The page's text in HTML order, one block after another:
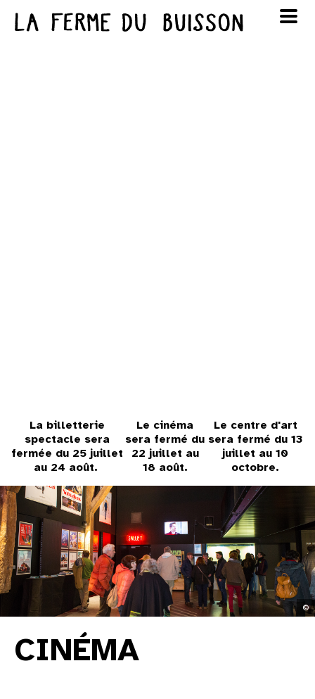
La billetterie
spectacle sera
fermée du 25 juillet
au 24 août.
Le cinéma
sera fermé du
22 juillet au
18 août.
Le centre d'art
sera fermé du 13
juillet au 10
octobre.
voir le programme cinéma
au cinéma
©
CINÉMA